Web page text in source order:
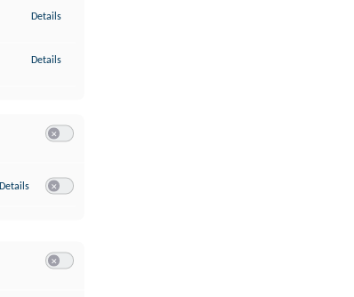
Details
Details
Details zu Google Analytics